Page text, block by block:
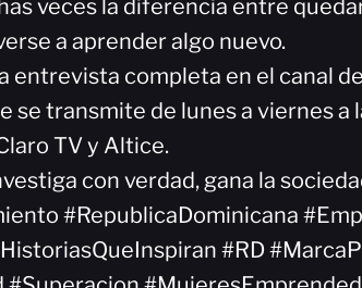
veces la diferencia entre
a aprender algo nuevo.
entrevista completa en el canal
se transmite de lunes a viernes a
TV y Altice.
con verdad, gana la
#RepublicaDominicana
#RD